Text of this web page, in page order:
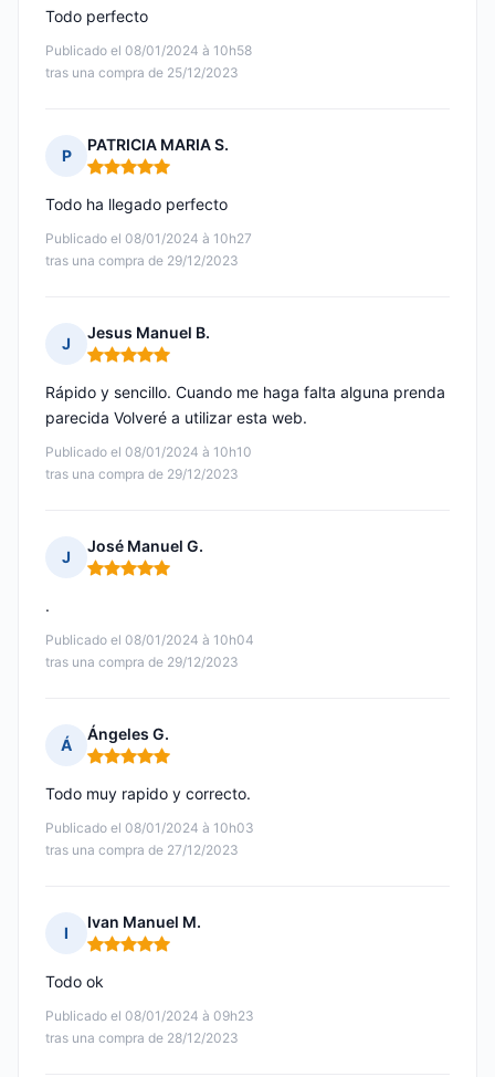
Publicado el 08/01/2024 à 10h58
tras una compra de 25/12/2023
Todo perfecto
P
PATRICIA MARIA S.
Nota: 5 de 5
Publicado el 08/01/2024 à 10h27
tras una compra de 29/12/2023
Todo ha llegado perfecto
J
Jesus Manuel B.
Nota: 5 de 5
Publicado el 08/01/2024 à 10h10
tras una compra de 29/12/2023
Rápido y sencillo. Cuando me haga falta alguna prenda
parecida Volveré a utilizar esta web.
J
José Manuel G.
Nota: 5 de 5
Publicado el 08/01/2024 à 10h04
tras una compra de 29/12/2023
.
Á
Ángeles G.
Nota: 5 de 5
Publicado el 08/01/2024 à 10h03
tras una compra de 27/12/2023
Todo muy rapido y correcto.
I
Ivan Manuel M.
Nota: 5 de 5
Publicado el 08/01/2024 à 09h23
tras una compra de 28/12/2023
Todo ok